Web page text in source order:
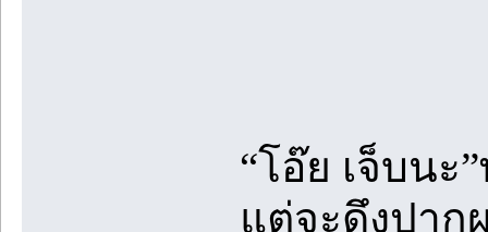
“โอ๊ย เจ็บน
แต่จะดึงปาก